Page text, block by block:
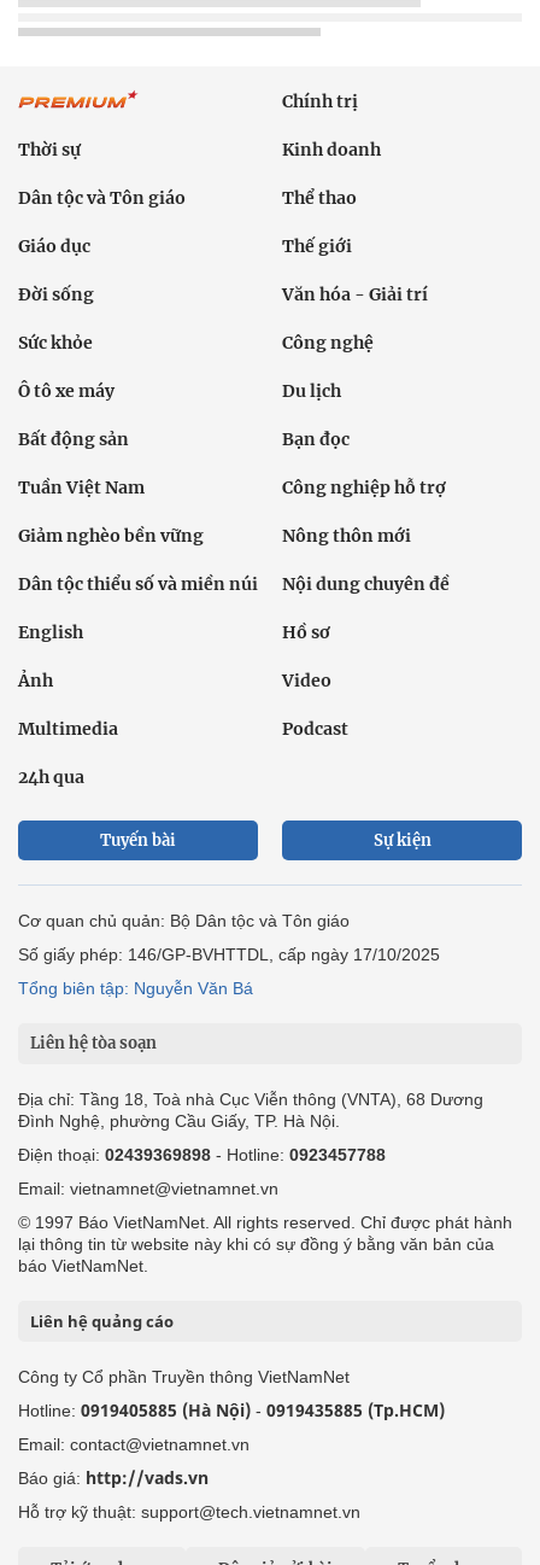
Chính trị
Thời sự Kinh doanh
Dân tộc và Tôn giáo Thể thao
Giáo dục Thế giới
Đời sống Văn hóa - Giải trí
Sức khỏe Công nghệ
Ô tô xe máy Du lịch
Bất động sản Bạn đọc
Tuần Việt Nam Công nghiệp hỗ trợ
Giảm nghèo bền vững Nông thôn mới
Dân tộc thiểu số và miền núi Nội dung chuyên đề
English Hồ sơ
Ảnh Video
Multimedia Podcast
24h qua
Tuyến bài Sự kiện
Cơ quan chủ quản: Bộ Dân tộc và Tôn giáo
Số giấy phép: 146/GP-BVHTTDL, cấp ngày 17/10/2025
Tổng biên tập: Nguyễn Văn Bá
Liên hệ tòa soạn
Địa chỉ: Tầng 18, Toà nhà Cục Viễn thông (VNTA), 68 Dương
Đình Nghệ, phường Cầu Giấy, TP. Hà Nội.
Điện thoại: 02439369898 - Hotline: 0923457788
Email: vietnamnet@vietnamnet.vn
© 1997 Báo VietNamNet. All rights reserved. Chỉ được phát hành
lại thông tin từ website này khi có sự đồng ý bằng văn bản của
báo VietNamNet.
Liên hệ quảng cáo
Công ty Cổ phần Truyền thông VietNamNet
Hotline: 0919405885 (Hà Nội) - 0919435885 (Tp.HCM)
Email: contact@vietnamnet.vn
Báo giá: http://vads.vn
Hỗ trợ kỹ thuật: support@tech.vietnamnet.vn